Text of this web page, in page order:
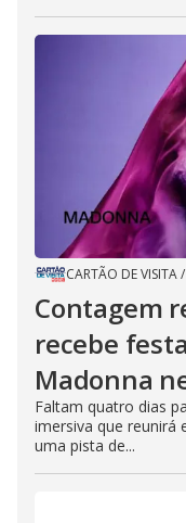
CARTÃO DE VISITA/
Contagem
recebe
Madonna
Faltam quatro dias
imersiva que reunirá
uma pista de...